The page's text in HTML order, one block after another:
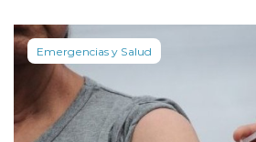
Emergencias y Salud